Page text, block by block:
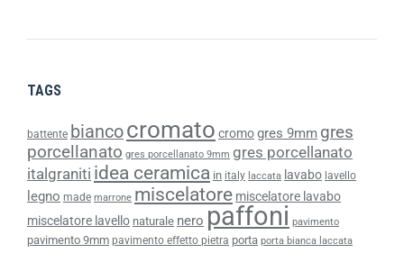
TAGS
battente biancocromato cromogres 9mm gres
porcellanato gres porcellanato 9mm gres porcellanato
italgraniti idea ceramica in italy laccata lavabo lavello
legno made marrone miscelatore miscelatore lavabo
miscelatore lavello naturale nero paffoni pavimento
pavimento 9mm pavimento effetto pietra porta porta bianca laccata